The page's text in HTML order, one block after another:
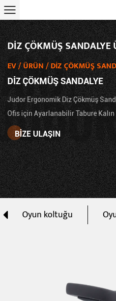
ANJI
DIZ ÇÖKMÜŞ SANDALYE
EV/ÜRÜN/DIZ ÇÖKMÜŞ
DIZ ÇÖKMÜŞ SANDALYE
Judor Ergonomik Diz Çökmüş
Ofis için Ayarlanabilir Tabure
BIZE ULAŞIN
koltuğu Oyun ofis